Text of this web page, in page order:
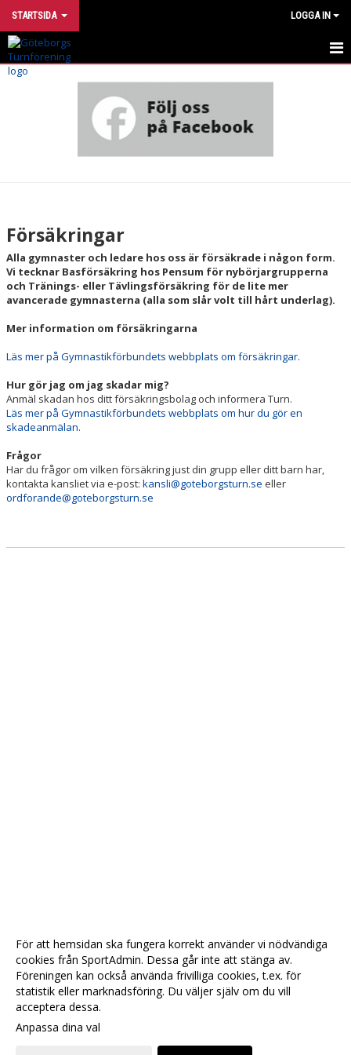
STARTSIDA LOGGA IN
INTRESSEANMÄLAN
UTVECKLINGSMODELL
STÖTTA TURN
FÖR DIG SOM ÄR MEDLEM
STADGAR OCH STYRELSE
VÄRDEGRUND
MEDLEMSAVGIFTER
FÖRSÄKRINGAR
KÖPES/SÄLJES
VILL DU BLI LEDARE?
Försäkringar
Alla gymnaster och ledare hos oss är försäkrade i någon form.
Vi tecknar Basförsäkring hos Pensum för nybörjargrupperna
och Tränings- eller Tävlingsförsäkring för de lite mer
avancerade gymnasterna (alla som slår volt till hårt underlag).
Mer information om försäkringarna
Läs mer på Gymnastikförbundets webbplats om försäkringar.
Hur gör jag om jag skadar mig?
Anmäl skadan hos ditt försäkringsbolag och informera Turn.
Läs mer på Gymnastikförbundets webbplats om hur du gör en
skadeanmälan.
Frågor
Har du frågor om vilken försäkring just din grupp eller ditt barn har,
kontakta kansliet via e-post: kansli@goteborgsturn.se eller
ordforande@goteborgsturn.se
För att hemsidan ska fungera korrekt använder vi nödvändiga
cookies från SportAdmin. Dessa går inte att stänga av.
Föreningen kan också använda frivilliga cookies, t.ex. för
statistik eller marknadsföring. Du väljer själv om du vill
acceptera dessa.
Anpassa dina val